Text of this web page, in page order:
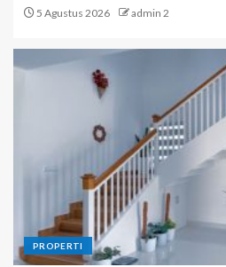
5 Agustus 2026 admin 2
PROPERTI